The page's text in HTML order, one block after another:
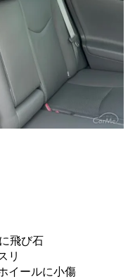
飛び石
リ
イールに小傷